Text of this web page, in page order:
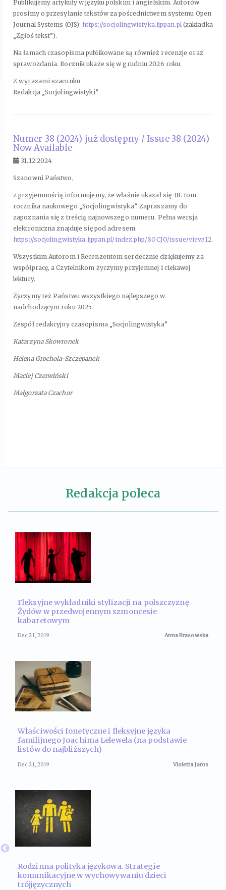
Publikujemy artykuły w języku polskim i angielskim. Autorów
prosimy o przesyłanie tekstów za pośrednictwem systemu Open
Journal Systems (OJS): https://socjolingwistyka.ijppan.pl (zakładka
„Zgłoś tekst”).
Na łamach czasopisma publikowane są również recenzje oraz
sprawozdania. Rocznik ukaże się w grudniu 2026 roku.
Z wyrazami szacunku
Redakcja „Socjolingwistyki”
Numer 38 (2024) już dostępny / Issue 38 (2024)
Now Available
31.12.2024
Szanowni Państwo,
z przyjemnością informujemy, że właśnie ukazał się 38. tom
rocznika naukowego „Socjolingwistyka”. Zapraszamy do
zapoznania się z treścią najnowszego numeru. Pełna wersja
elektroniczna znajduje się pod adresem:
https://socjolingwistyka.ijppan.pl/index.php/SOCJO/issue/view/12.
Wszystkim Autorom i Recenzentom serdecznie dziękujemy za
współpracę, a Czytelnikom życzymy przyjemnej i ciekawej
lektury.
Życzymy też Państwu wszystkiego najlepszego w
nadchodzącym roku 2025.
Zespół redakcyjny czasopisma „Socjolingwistyka”
Katarzyna Skowronek
Helena Grochola-Szczepanek
Maciej Czerwiński
Małgorzata Czachor
Redakcja poleca
Fleksyjne wykładniki stylizacji na polszczyznę
Żydów w przedwojennym szmoncesie
kabaretowym
Dec 21, 2019 Anna Krasowska
Właściwości fonetyczne i fleksyjne języka
familijnego Joachima Lelewela (na podstawie
listów do najbliższych)
Dec 21, 2019 Violetta Jaros
Rodzinna polityka językowa. Strategie
komunikacyjne w wychowywaniu dzieci
trójjęzycznych